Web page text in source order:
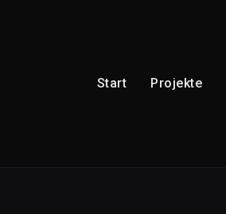
Start Projekte